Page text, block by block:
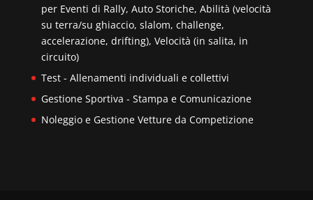
per Eventi di Rally, Auto Storiche, Abilità (velocità
su terra/su ghiaccio, slalom, challenge,
accelerazione, drifting), Velocità (in salita, in
circuito)
Test - Allenamenti individuali e collettivi
Gestione Sportiva - Stampa e Comunicazione
Noleggio e Gestione Vetture da Competizione